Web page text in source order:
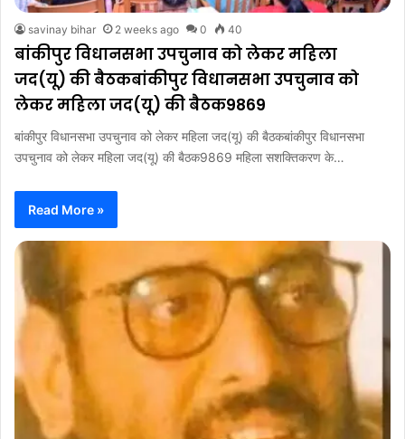
savinay bihar 2 weeks ago 0 40
बांकीपुर विधानसभा उपचुनाव को लेकर महिला
जद(यू) की बैठकबांकीपुर विधानसभा उपचुनाव को
लेकर महिला जद(यू) की बैठक9869
बांकीपुर विधानसभा उपचुनाव को लेकर महिला जद(यू) की बैठकबांकीपुर विधानसभा
उपचुनाव को लेकर महिला जद(यू) की बैठक9869 महिला सशक्तिकरण के…
Read More »